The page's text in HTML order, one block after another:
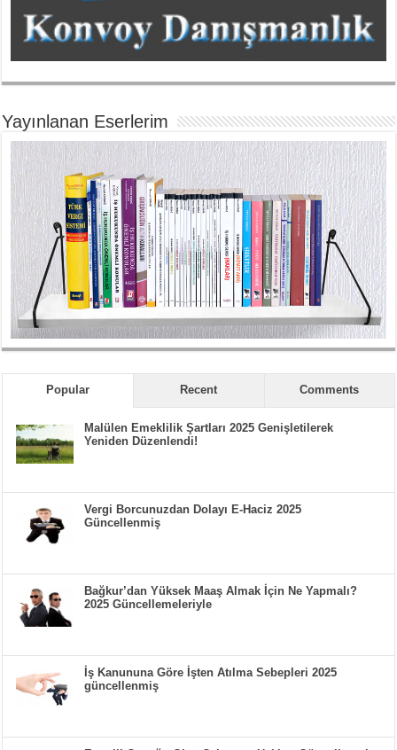
Yayınlanan Eserlerim
Popular Recent Comments
Malülen Emeklilik Şartları 2025 Genişletilerek
Yeniden Düzenlendi!
Vergi Borcunuzdan Dolayı E-Haciz 2025
Güncellenmiş
Bağkur’dan Yüksek Maaş Almak İçin Ne Yapmalı?
2025 Güncellemeleriyle
İş Kanununa Göre İşten Atılma Sebepleri 2025
güncellenmiş